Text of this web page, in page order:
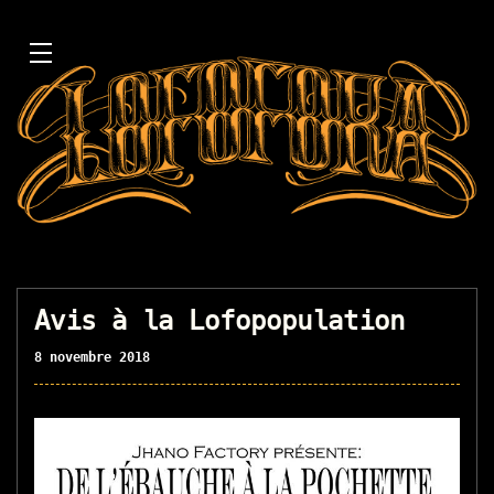
Avis à la Lofopopulation
8 novembre 2018